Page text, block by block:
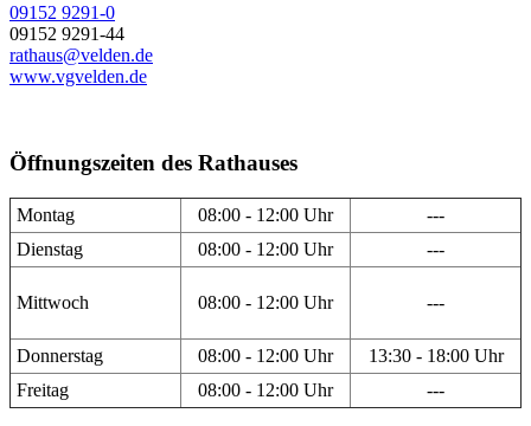
09152 9291-0
09152 9291-44
rathaus@velden.de
www.vgvelden.de
Öffnungszeiten des Rathauses
Montag 08:00 - 12:00 Uhr
---
Dienstag
08:00 - 12:00 Uhr ---
Mittwoch 08:00 - 12:00 Uhr ---
Donnerstag 08:00 - 12:00 Uhr
13:30 - 18:00 Uhr
Freitag
08:00 - 12:00 Uhr ---